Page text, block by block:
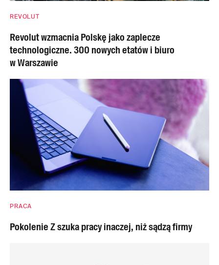
REVOLUT
Revolut wzmacnia Polskę jako zaplecze
technologiczne. 300 nowych etatów i biuro
w Warszawie
PRACA
Pokolenie Z szuka pracy inaczej, niż sądzą firmy